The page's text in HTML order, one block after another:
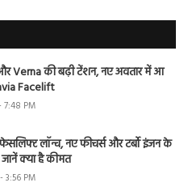
Verna की बढ़ी टेंशन, नए अवतार में आ
Facelift
7:48 PM
फेसलिफ्ट लॉन्च, नए फीचर्स और टर्बो इंजन के
क्या है कीमत
3:56 PM